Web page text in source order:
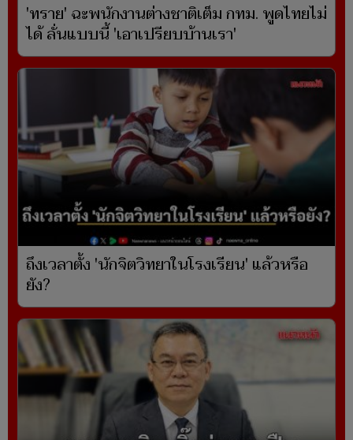
'ทราย' ฉะพนักงานต่างชาติเต็ม กทม. พูดไทยไม่
ได้ ลั่นแบบนี้ 'เอาเปรียบบ้านเรา'
ถึงเวลาตั้ง 'นักจิตวิทยาในโรงเรียน' แล้วหรือ
ยัง?